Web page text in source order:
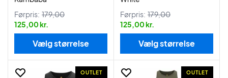
Førpris: 179,00
125,00 kr.
Vælg størrelse
Førpris: 179,00
125,00 kr.
Vælg størrelse
OUTLET OUTLET